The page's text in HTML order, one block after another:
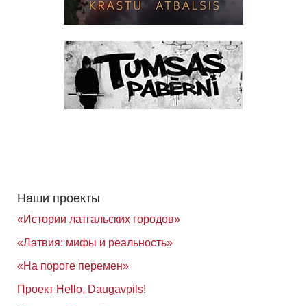
Наши проекты
«Истории латгальских городов»
«Латвия: мифы и реальность»
«На пороге перемен»
Проект Hello, Daugavpils!